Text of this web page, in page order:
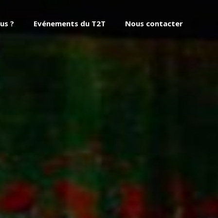
? Evénements du T2T Nous contacter